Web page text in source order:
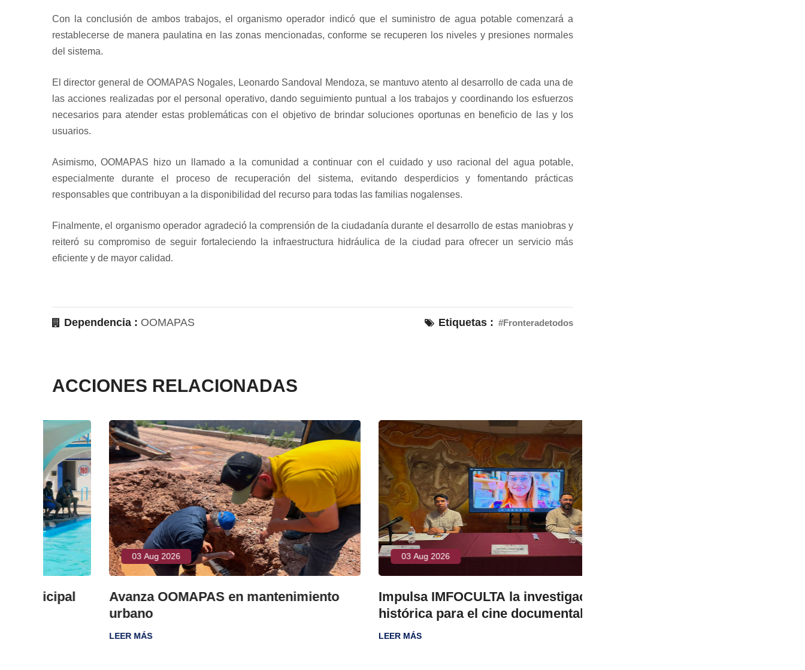
Con la conclusión de ambos trabajos, el organismo operador indicó que el suministro de agua potable comenzará a
restablecerse de manera paulatina en las zonas mencionadas, conforme se recuperen los niveles y presiones normales
del sistema.
El director general de OOMAPAS Nogales, Leonardo Sandoval Mendoza, se mantuvo atento al desarrollo de cada una de
las acciones realizadas por el personal operativo, dando seguimiento puntual a los trabajos y coordinando los esfuerzos
necesarios para atender estas problemáticas con el objetivo de brindar soluciones oportunas en beneficio de las y los
usuarios.
Asimismo, OOMAPAS hizo un llamado a la comunidad a continuar con el cuidado y uso racional del agua potable,
especialmente durante el proceso de recuperación del sistema, evitando desperdicios y fomentando prácticas
responsables que contribuyan a la disponibilidad del recurso para todas las familias nogalenses.
Finalmente, el organismo operador agradeció la comprensión de la ciudadanía durante el desarrollo de estas maniobras y
reiteró su compromiso de seguir fortaleciendo la infraestructura hidráulica de la ciudad para ofrecer un servicio más
eficiente y de mayor calidad.
Dependencia : OOMAPAS Etiquetas : #Fronteradetodos
ACCIONES RELACIONADAS
03 Aug 2026
Avanza OOMAPAS en mantenimiento
03 Aug 2026
Impulsa IMFOCULTA la investigación
histórica para el cine documental